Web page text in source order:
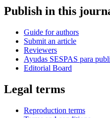
Publish in this
Guide for authors
Submit an article
Reviewers
Ayudas SESPAS para
Editorial Board
Legal terms
Reproduction terms